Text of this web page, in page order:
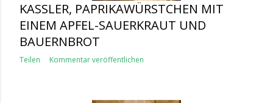
KASSLER, PAPRIKAWÜRSTCHEN MIT
EINEM APFEL-SAUERKRAUT UND
BAUERNBROT
Teilen Kommentar veröffentlichen